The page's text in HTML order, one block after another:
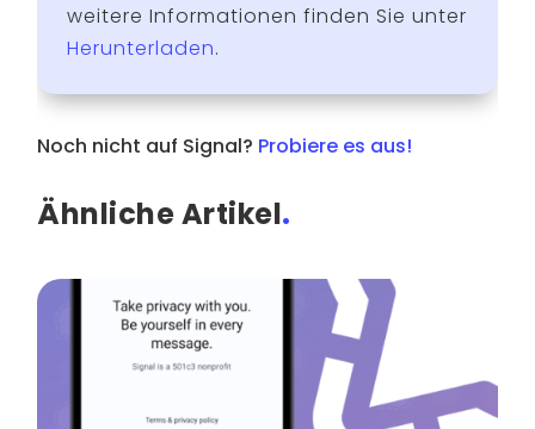
weitere Informationen finden Sie unter
Herunterladen.
Noch nicht auf Signal? Probiere es aus!
Ähnliche Artikel.